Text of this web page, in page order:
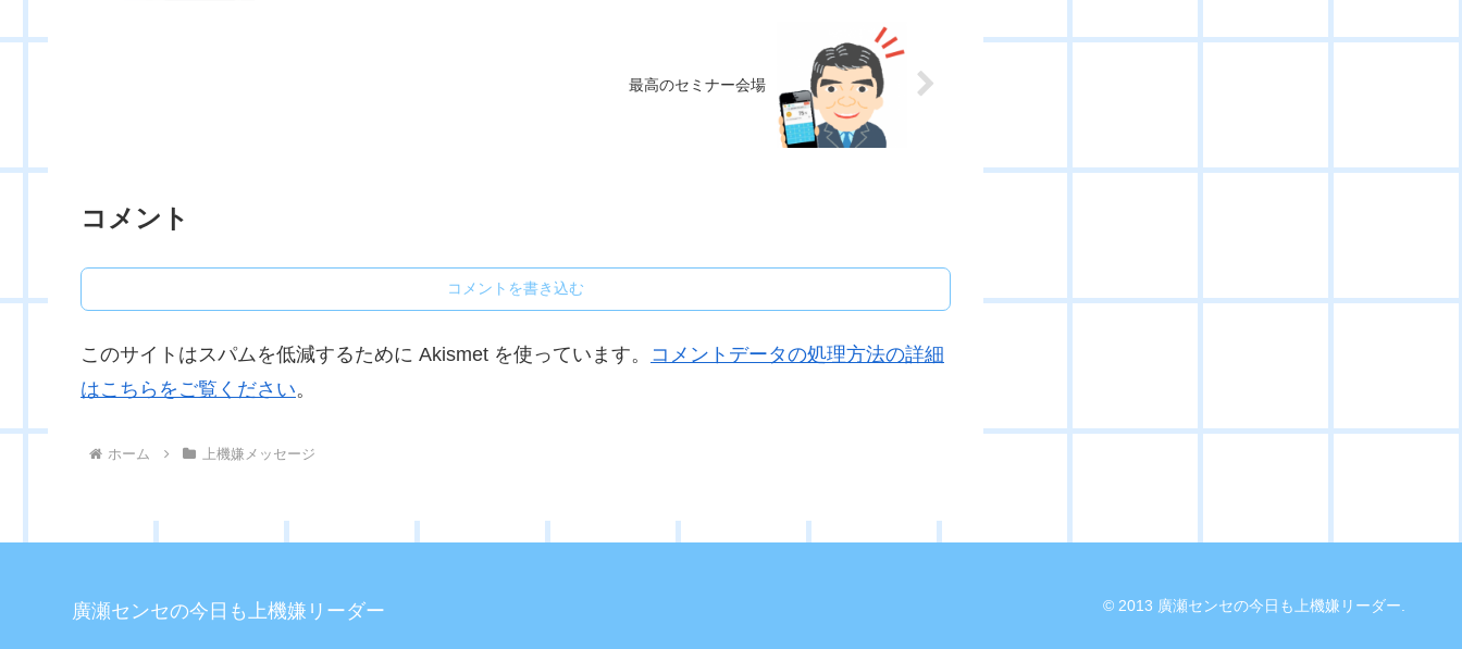
最高のセミナー会場
コメント
コメントを書き込む
このサイトはスパムを低減するために Akismet を使っています。 コメントデータの処理方法の詳細
はこちらをご覧ください。
ホーム 上機嫌メッセージ
廣瀬センセの今日も上機嫌リーダー © 2013 廣瀬センセの今日も上機嫌リーダー.